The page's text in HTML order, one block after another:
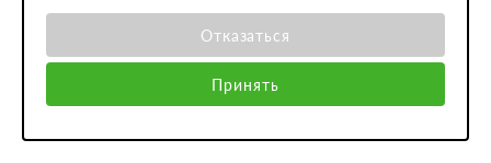
Отказаться
Принять